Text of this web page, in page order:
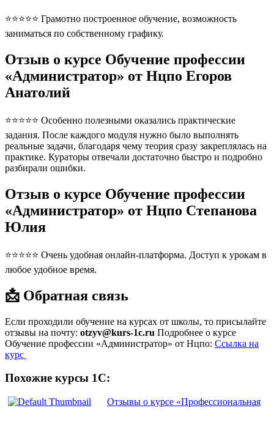
⭐⭐⭐⭐⭐ Грамотно построенное обучение, возможность
заниматься по собственному графику.
Отзыв о курсе Обучение профессии
«Администратор» от Нцпо Егоров
Анатолий
⭐⭐⭐⭐⭐ Особенно полезными оказались практические
задания. После каждого модуля нужно было выполнять
реальные задачи, благодаря чему теория сразу закреплялась на
практике. Кураторы отвечали достаточно быстро и подробно
разбирали ошибки.
Отзыв о курсе Обучение профессии
«Администратор» от Нцпо Степанова
Юлия
⭐⭐⭐⭐⭐ Очень удобная онлайн-платформа. Доступ к урокам в
любое удобное время.
📩 Обратная связь
Если проходили обучение на курсах от школы, то присылайте
отзывы на почту: otzyv@kurs-1c.ru Подробнее о курсе
Обучение профессии «Администратор» от Нцпо: Ссылка на
курс
Похожие курсы 1С:
Отзывы о курсе «Профессиональная